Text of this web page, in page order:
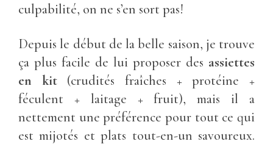
culpabilité, on ne s’en sort pas!
Depuis le début de la belle saison, je trouve
ça plus facile de lui proposer des assiettes
en kit(crudités fraîches + protéine +
féculent + laitage + fruit), mais il a
nettement une préférence pour tout ce qui
est mijotés et plats tout-en-un savoureux.